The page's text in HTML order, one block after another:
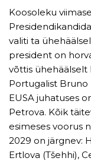
Koosoleku
valiti ta
president on
võttis
Portugalist Bruno
EUSA juhatuses
Petrova. Kõik
esimeses voorus
2029 on järgnev:
Ertlova (Tšehhi),